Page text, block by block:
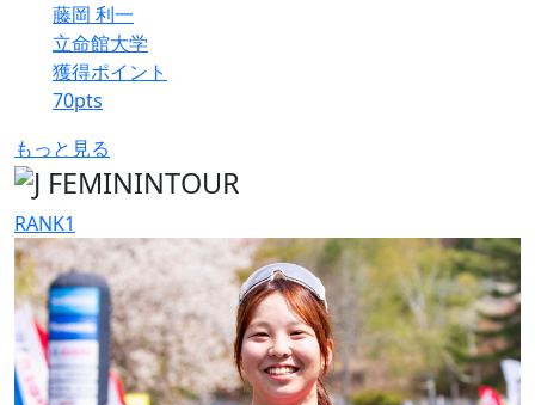
藤岡 利一
立命館大学
獲得ポイント
70pts
もっと見る
RANK1